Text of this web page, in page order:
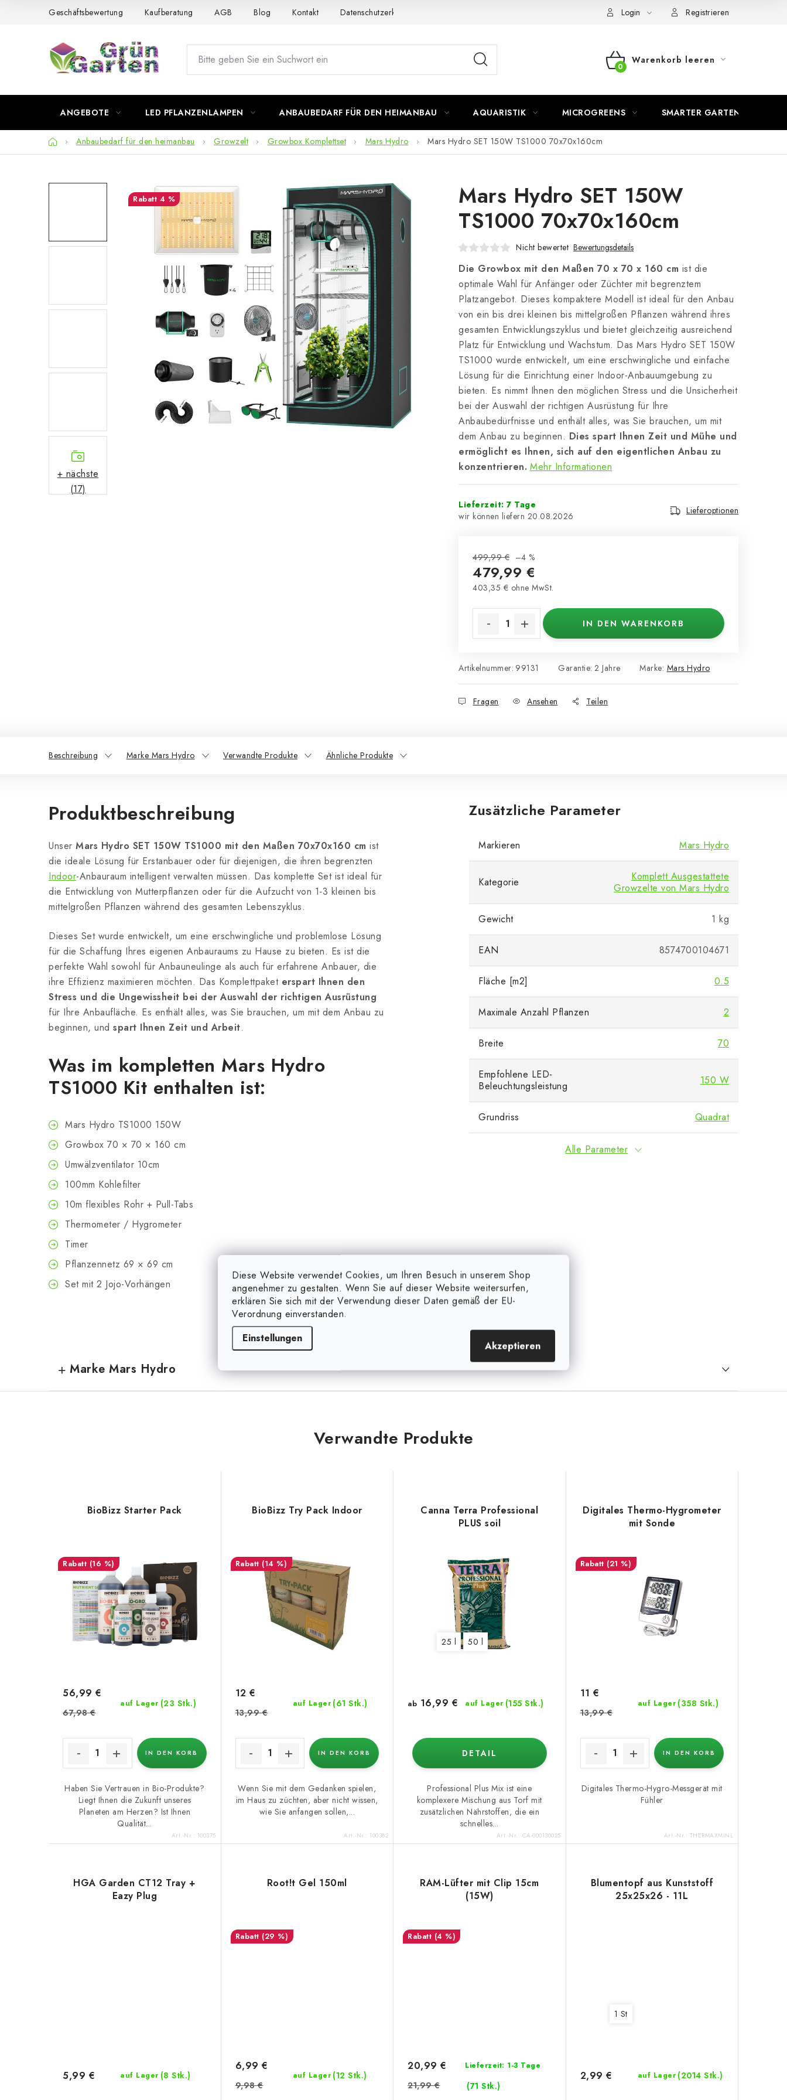
Diese Website verwendet Cookies, um Ihren Besuch in unserem Shop
angenehmer zu gestalten. Wenn Sie auf dieser Website weitersurfen,
erklären Sie sich mit der Verwendung dieser Daten gemäß der EU-
Verordnung einverstanden.
Einstellungen
Akzeptieren
Geschäftsbewertung Kaufberatung AGB Blog Kontakt Datenschutzerklärung Login Registrieren
WARENKORB
Warenkorb leeren
ANGEBOTE LED PFLANZENLAMPEN ANBAUBEDARF FÜR DEN HEIMANBAU AQUARISTIK MICROGREENS SMARTER GARTEN
StartseiteAnbaubedarf für den heimanbau Growzelt Growbox Komplettset Mars Hydro Mars Hydro SET 150W TS1000 70x70x160cm
+ nächste
(17)
Mars Hydro SET 150W
TS1000 70x70x160cm
Nicht bewertet Bewertungsdetails
Die Growbox mit den Maßen 70 x 70 x 160 cm ist die
optimale Wahl für Anfänger oder Züchter mit begrenztem
Platzangebot. Dieses kompaktere Modell ist ideal für den Anbau
von ein bis drei kleinen bis mittelgroßen Pflanzen während ihres
gesamten Entwicklungszyklus und bietet gleichzeitig ausreichend
Platz für Entwicklung und Wachstum. Das Mars Hydro SET 150W
TS1000 wurde entwickelt, um eine erschwingliche und einfache
Lösung für die Einrichtung einer Indoor-Anbauumgebung zu
bieten. Es nimmt Ihnen den möglichen Stress und die Unsicherheit
bei der Auswahl der richtigen Ausrüstung für Ihre
Anbaubedürfnisse und enthält alles, was Sie brauchen, um mit
dem Anbau zu beginnen. Dies spart Ihnen Zeit und Mühe und
ermöglicht es Ihnen, sich auf den eigentlichen Anbau zu
konzentrieren. Mehr Informationen
Lieferzeit: 7 Tage
20.08.2026
Lieferoptionen
499,99 € –4 %
479,99 €
403,35 € ohne MwSt.
IN DEN WARENKORB
Artikelnummer: 99131 Marke: Mars Hydro
Garantie: 2 Jahre
Fragen Ansehen Teilen
4 %
Beschreibung Marke Mars Hydro Verwandte Produkte Ähnliche Produkte
Produktbeschreibung
Unser Mars Hydro SET 150W TS1000 mit den Maßen 70x70x160 cm ist
die ideale Lösung für Erstanbauer oder für diejenigen, die ihren begrenzten
Indoor-Anbauraum intelligent verwalten müssen. Das komplette Set ist ideal für
die Entwicklung von Mutterpflanzen oder für die Aufzucht von 1-3 kleinen bis
mittelgroßen Pflanzen während des gesamten Lebenszyklus.
Dieses Set wurde entwickelt, um eine erschwingliche und problemlose Lösung
für die Schaffung Ihres eigenen Anbauraums zu Hause zu bieten. Es ist die
perfekte Wahl sowohl für Anbauneulinge als auch für erfahrene Anbauer, die
ihre Effizienz maximieren möchten. Das Komplettpaket erspart Ihnen den
Stress und die Ungewissheit bei der Auswahl der richtigen Ausrüstung
für Ihre Anbaufläche. Es enthält alles, was Sie brauchen, um mit dem Anbau zu
beginnen, und spart Ihnen Zeit und Arbeit.
Was im kompletten Mars Hydro
TS1000 Kit enthalten ist:
Mars Hydro TS1000 150W
Growbox 70 × 70 × 160 cm
Umwälzventilator 10cm
100mm Kohlefilter
10m flexibles Rohr + Pull-Tabs
Thermometer / Hygrometer
Timer
Pflanzennetz 69 × 69 cm
Set mit 2 Jojo-Vorhängen
Zusätzliche Parameter
Markieren Mars Hydro
Kategorie
Komplett Ausgestattete
Growzelte von Mars Hydro
Gewicht 1 kg
EAN 8574700104671
Fläche [m2] 0.5
Maximale Anzahl Pflanzen 2
Breite 70
Empfohlene LED-
Beleuchtungsleistung
150 W
Grundriss Quadrat
Alle Parameter
Marke Mars Hydro
Verwandte Produkte
BioBizz Starter Pack
(16 %)
auf Lager (23 Stk.)
56,99 €
67,98 €
IN DEN KORB
Haben Sie Vertrauen in Bio-Produkte?
Liegt Ihnen die Zukunft unseres
Planeten am Herzen? Ist Ihnen
Qualität...
Art.-Nr.: 100375
BioBizz Try Pack Indoor
(14 %)
auf Lager (61 Stk.)
12 €
13,99 €
IN DEN KORB
Wenn Sie mit dem Gedanken spielen,
im Haus zu züchten, aber nicht wissen,
wie Sie anfangen sollen,...
Art.-Nr.: 100382
Canna Terra Professional
PLUS soil
25 l 50 l
auf Lager (155 Stk.)
ab 16,99 €
DETAIL
Professional Plus Mix ist eine
komplexere Mischung aus Torf mit
zusätzlichen Nährstoffen, die ein
schnelles...
Art.-Nr.: CA-000130025
Digitales Thermo-Hygrometer
mit Sonde
(21 %)
auf Lager (358 Stk.)
11 €
13,99 €
IN DEN KORB
Digitales Thermo-Hygro-Messgerät mit
Fühler
Art.-Nr.: THERMAXMINL
HGA Garden CT12 Tray +
Eazy Plug
auf Lager (8 Stk.)
5,99 €
Root!t Gel 150ml
(29 %)
auf Lager (12 Stk.)
6,99 €
9,98 €
RAM-Lüfter mit Clip 15cm
(15W)
(4 %)
Lieferzeit: 1-3 Tage
(71 Stk.)
20,99 €
21,99 €
Blumentopf aus Kunststoff
25x25x26 - 11L
1 St
auf Lager (2014 Stk.)
2,99 €